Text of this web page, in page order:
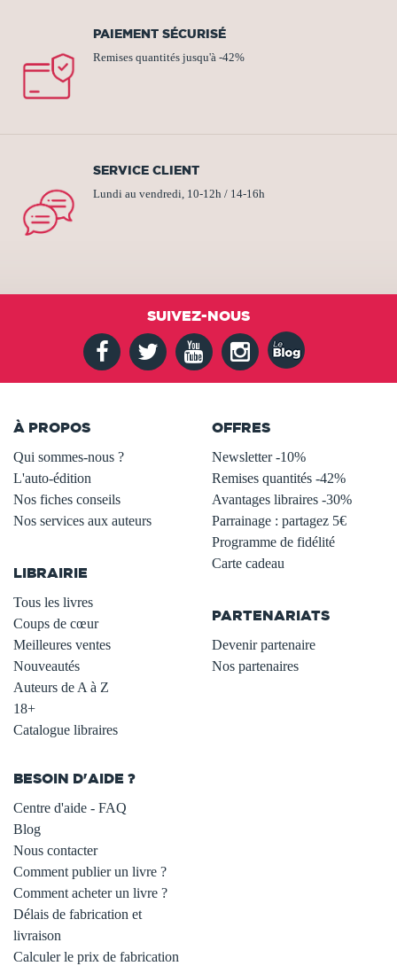
PAIEMENT SÉCURISÉ
Remises quantités jusqu'à -42%
SERVICE CLIENT
Lundi au vendredi, 10-12h / 14-16h
SUIVEZ-NOUS
À PROPOS
Qui sommes-nous ?
L'auto-édition
Nos fiches conseils
Nos services aux auteurs
LIBRAIRIE
Tous les livres
Coups de cœur
Meilleures ventes
Nouveautés
Auteurs de A à Z
18+
Catalogue libraires
OFFRES
Newsletter -10%
Remises quantités -42%
Avantages libraires -30%
Parrainage : partagez 5€
Programme de fidélité
Carte cadeau
PARTENARIATS
Devenir partenaire
Nos partenaires
BESOIN D'AIDE ?
Centre d'aide - FAQ
Blog
Nous contacter
Comment publier un livre ?
Comment acheter un livre ?
Délais de fabrication et
livraison
Calculer le prix de fabrication